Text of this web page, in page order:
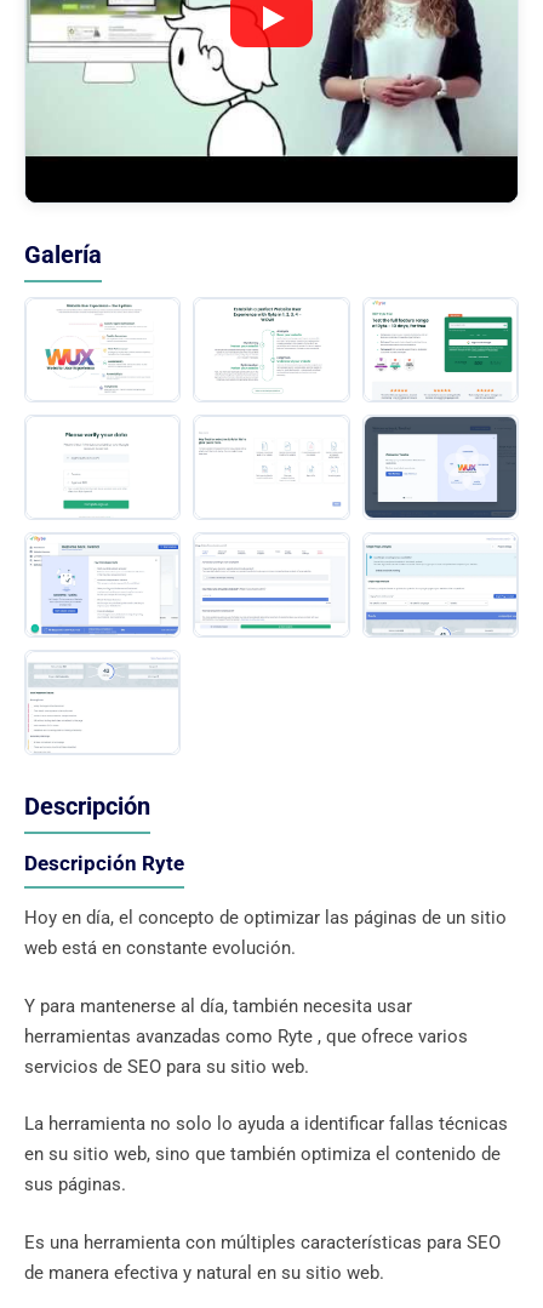
Galería
Descripción
Descripción Ryte
Hoy en día, el concepto de optimizar las páginas de un sitio
web está en constante evolución.
Y para mantenerse al día, también necesita usar
herramientas avanzadas como Ryte , que ofrece varios
servicios de SEO para su sitio web.
La herramienta no solo lo ayuda a identificar fallas técnicas
en su sitio web, sino que también optimiza el contenido de
sus páginas.
Es una herramienta con múltiples características para SEO
de manera efectiva y natural en su sitio web.